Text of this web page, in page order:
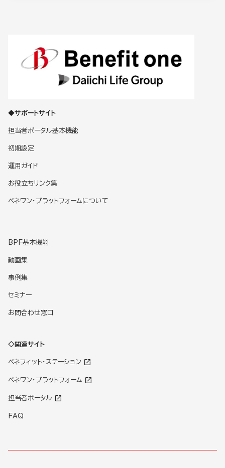
◆サポートサイト
担当者ポータル基本機能
初期設定
運用ガイド
お役立ちリンク集
ベネワン・プラットフォームについて
BPF基本機能
動画集
事例集
セミナー
お問合わせ窓口
◇関連サイト
ベネフィット・ステーション
ベネワン・プラットフォーム
担当者ポータル
FAQ